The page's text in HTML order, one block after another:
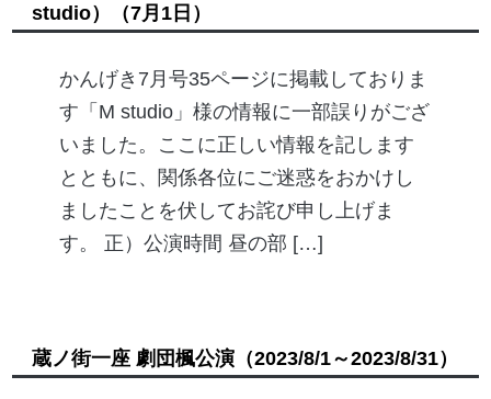
studio）
（7月1日）
かんげき7月号35ページに掲載しておりま
す「M studio」様の情報に一部誤りがござ
いました。ここに正しい情報を記します
とともに、関係各位にご迷惑をおかけし
ましたことを伏してお詫び申し上げま
す。 正）公演時間 昼の部 […]
蔵ノ街一座 劇団楓公演（2023/8/1～2023/8/31）